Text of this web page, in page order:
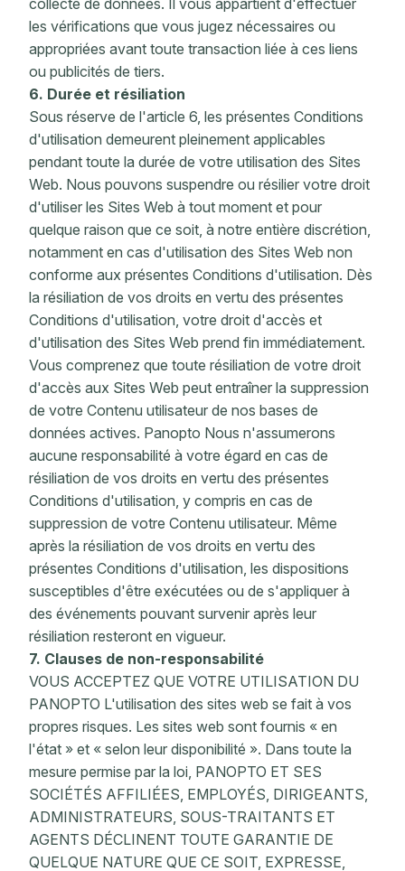
collecte de données. Il vous appartient d'effectuer
les vérifications que vous jugez nécessaires ou
appropriées avant toute transaction liée à ces liens
ou publicités de tiers.
6. Durée et résiliation
Sous réserve de l'article 6, les présentes Conditions
d'utilisation demeurent pleinement applicables
pendant toute la durée de votre utilisation des Sites
Web. Nous pouvons suspendre ou résilier votre droit
d'utiliser les Sites Web à tout moment et pour
quelque raison que ce soit, à notre entière discrétion,
notamment en cas d'utilisation des Sites Web non
conforme aux présentes Conditions d'utilisation. Dès
la résiliation de vos droits en vertu des présentes
Conditions d'utilisation, votre droit d'accès et
d'utilisation des Sites Web prend fin immédiatement.
Vous comprenez que toute résiliation de votre droit
d'accès aux Sites Web peut entraîner la suppression
de votre Contenu utilisateur de nos bases de
données actives. Panopto Nous n'assumerons
aucune responsabilité à votre égard en cas de
résiliation de vos droits en vertu des présentes
Conditions d'utilisation, y compris en cas de
suppression de votre Contenu utilisateur. Même
après la résiliation de vos droits en vertu des
présentes Conditions d'utilisation, les dispositions
susceptibles d'être exécutées ou de s'appliquer à
des événements pouvant survenir après leur
résiliation resteront en vigueur.
7. Clauses de non-responsabilité
VOUS ACCEPTEZ QUE VOTRE UTILISATION DU
PANOPTO L'utilisation des sites web se fait à vos
propres risques. Les sites web sont fournis « en
l'état » et « selon leur disponibilité ». Dans toute la
mesure permise par la loi, PANOPTO ET SES
SOCIÉTÉS AFFILIÉES, EMPLOYÉS, DIRIGEANTS,
ADMINISTRATEURS, SOUS-TRAITANTS ET
AGENTS DÉCLINENT TOUTE GARANTIE DE
QUELQUE NATURE QUE CE SOIT, EXPRESSE,